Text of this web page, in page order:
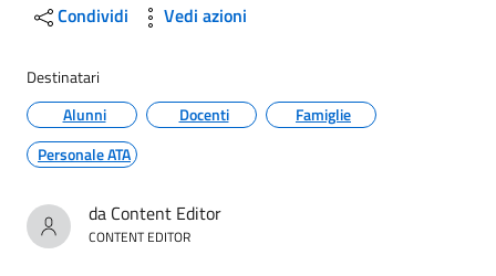
Condividi Vedi azioni
Destinatari
Alunni
Docenti
Famiglie
Personale ATA
da Content Editor
CONTENT EDITOR